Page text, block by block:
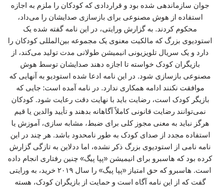
جوان سازماندهی شده بود و قراردادی که کودکان را ملزم به اجازه
استفاده از هوش مصنوعی برای بازسازی صدایشان را می‌داد،
محکوم کردند. به گزارش ورایتی، در این نامه گفته شده یک
استودیوی بزرگ که مالکیت معنوی یک مجموعه بین‌المللی کودکان را
دارد و یک سریال تلویزیونی انیمیشن طولانی مدت تولید می‌کند، از
بازیگران کودک خواسته تا اجازه دهند صدایشان توسط هوش
مصنوعی بازسازی شود. در این نامه ادعا شده استودیو به آنهایی که
موافقت نکنند ادامه همکاری ندارد. در نامه آمده است: جایی که
بازیگر کودک است، رضایت باید با نهایت دقت رعایت شود. کودکان
نمی‌توانند رضایت قانونی کاملاً آگاهانه بدهند و تأیید والدین یا قیم
هرگز نباید به معنی مجوز کلی برای ضبط، مشابه سازی، آموزش یا
استفاده مجدد از صدای کودک به طور نامحدود باشد. هر چند در این
نامه نامی از استودیوی بزرگ ذکر نشده، اما ددلاین به تازگی گزارش
کرده بود که هاسبرو برای انیمیشن «پپا پیگ» چنین رفتاری انجام داده
است. هاسبرو که حق امتیاز «پپا پیگ» را سال ۲۰۱۹ خرید، به ورایتی
گفت که از این نامه آگاه است و حمایت از بازیگران کودک، هسته